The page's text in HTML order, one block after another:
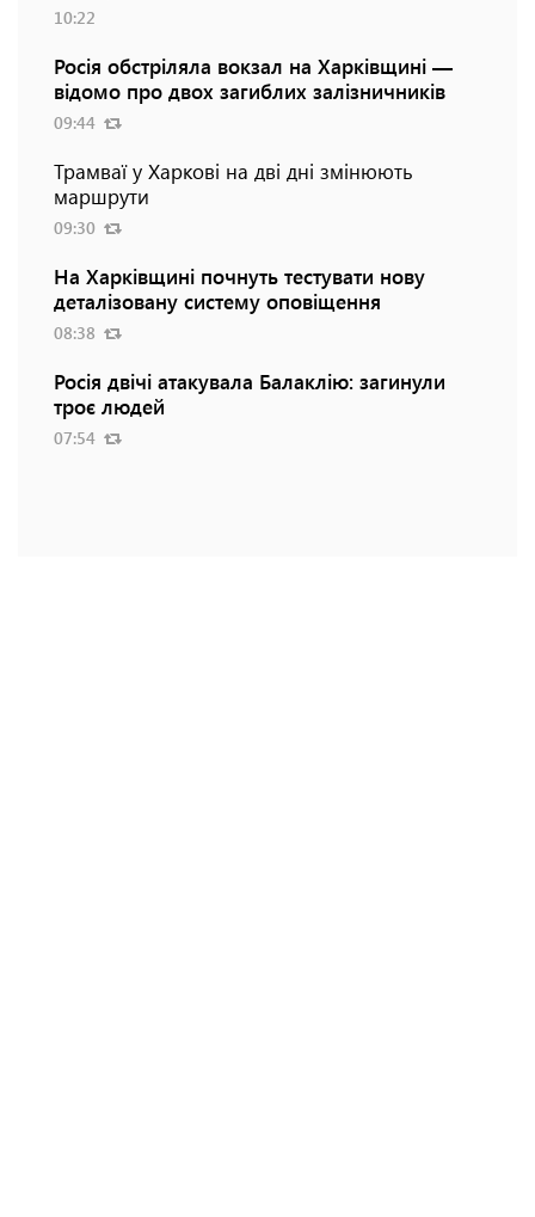
10:22
Росія обстріляла вокзал на Харківщині —
відомо про двох загиблих залізничників
09:44
Трамваї у Харкові на дві дні змінюють
маршрути
09:30
На Харківщині почнуть тестувати нову
деталізовану систему оповіщення
08:38
Росія двічі атакувала Балаклію: загинули
троє людей
07:54